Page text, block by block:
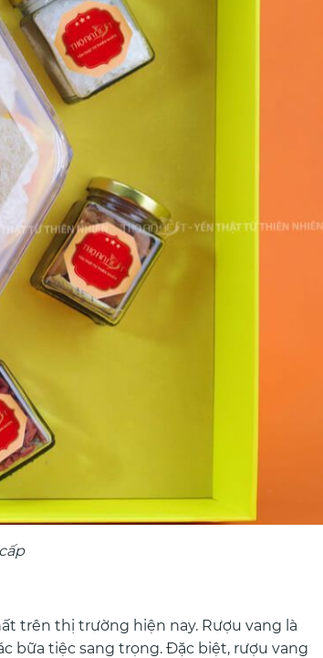
trên thị trường hiện nay. Rượu vang là
bữa tiệc sang trọng. Đặc biệt, rượu vang